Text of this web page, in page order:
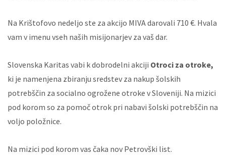
Na Krištofovo nedeljo ste za akcijo MIVA darovali 710 €. Hvala
vam v imenu vseh naših misijonarjev za vaš dar.
Slovenska Karitas vabi k dobrodelni akciji Otroci za otroke,
ki je namenjena zbiranju sredstev za nakup šolskih
potrebščin za socialno ogrožene otroke v Sloveniji. Na mizici
pod korom so za pomoč otrok pri nabavi šolski potrebščin na
voljo položnice.
Na mizici pod korom vas čaka nov Petrovški list.